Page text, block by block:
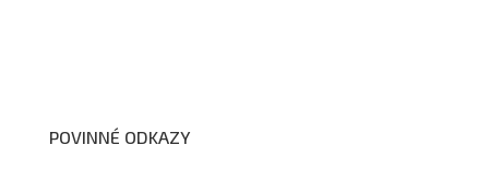
POVINNÉ ODKAZY